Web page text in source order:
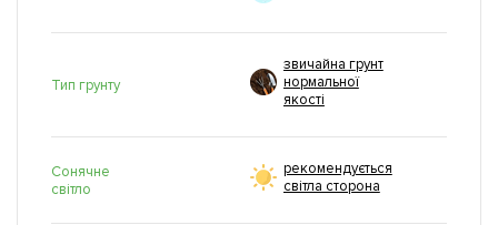
Тип грунту
звичайна грунт
нормальної
якості
Сонячне
світло
рекомендується
світла сторона